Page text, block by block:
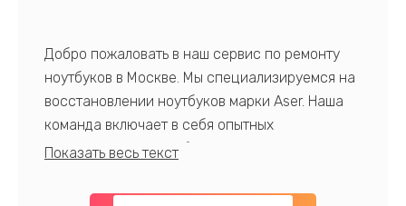
Добро пожаловать в наш сервис по ремонту
ноутбуков в Москве. Мы специализируемся на
восстановлении ноутбуков марки Aser. Наша
команда включает в себя опытных
профессионалов с обширными знаниями и
предлагаем быстрый и качественный ремонт с